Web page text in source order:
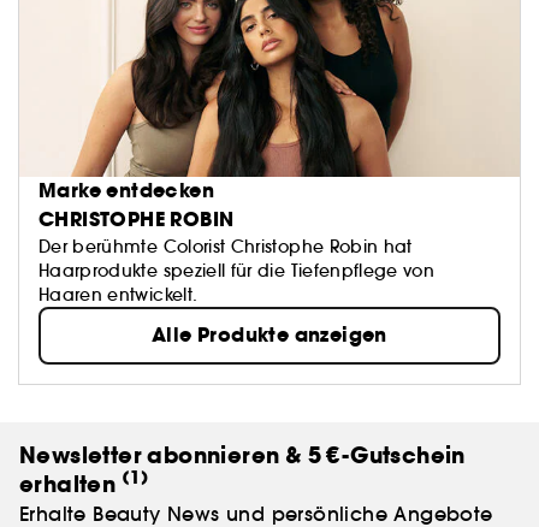
Marke entdecken
CHRISTOPHE ROBIN
Der berühmte Colorist Christophe Robin hat
Haarprodukte speziell für die Tiefenpflege von
Haaren entwickelt.
Alle Produkte anzeigen
Newsletter abonnieren & 5 €-Gutschein
erhalten (1)
Erhalte Beauty News und persönliche Angebote